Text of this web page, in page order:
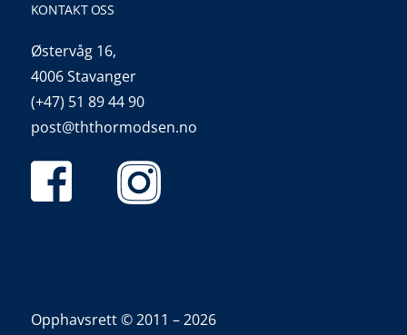
KONTAKT OSS
Østervåg 16,
4006 Stavanger
(+47) 51 89 44 90
post@ththormodsen.no
Opphavsrett © 2011 – 2026